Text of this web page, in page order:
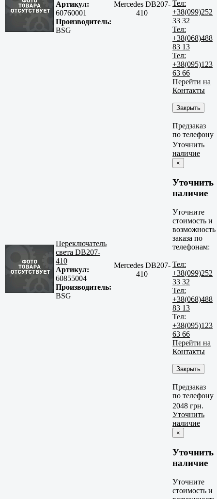
Артикул:
60760001
Производитель:
BSG
Mercedes DB207-
410
Тел:
+38(099)252
33 32
Тел:
+38(068)488
83 13
Тел:
+38(095)123
63 66
Перейти на
Контакты
Закрыть
Предзаказ
по телефону
Переключатель
света DB207-
410
Артикул:
60855004
Производитель:
BSG
Mercedes DB207-
410
Уточнить
наличие
×
Уточнить
наличие
Уточните
стоимость и
возможность
заказа по
телефонам:
Тел:
+38(099)252
33 32
Тел:
+38(068)488
83 13
Тел:
+38(095)123
63 66
Перейти на
Контакты
Закрыть
Предзаказ
по телефону
2048 грн.
Уточнить
наличие
×
Уточнить
наличие
Уточните
стоимость и